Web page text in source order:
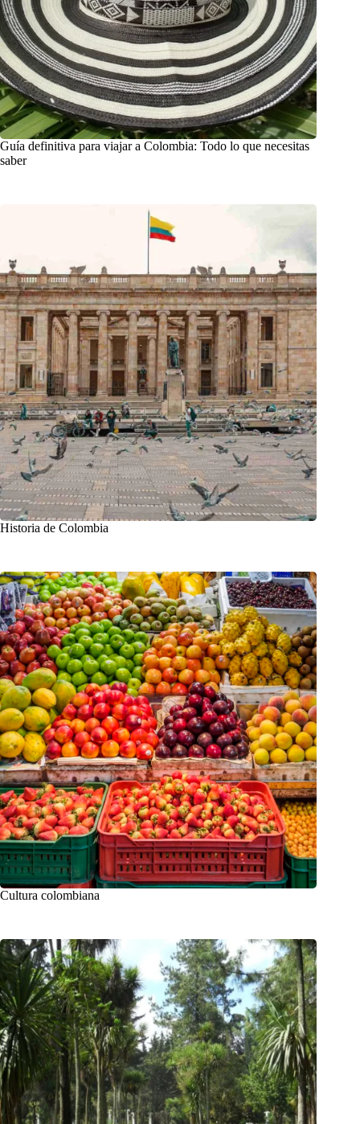
Guía definitiva para viajar a Colombia: Todo lo que necesitas
saber
Historia de Colombia
Cultura colombiana